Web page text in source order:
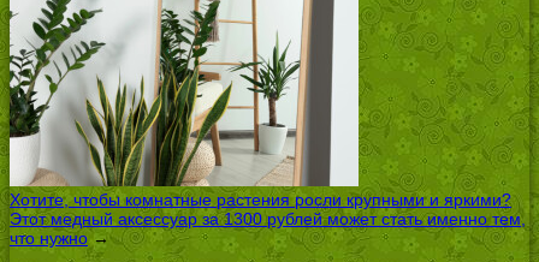
Хотите, чтобы комнатные растения росли крупными и яркими?
Этот медный аксессуар за 1300 рублей может стать именно тем,
что нужно→